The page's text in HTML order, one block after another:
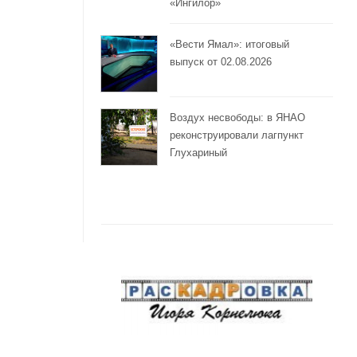
«Ингилор»
«Вести Ямал»: итоговый
выпуск от 02.08.2026
Воздух несвободы: в ЯНАО
реконструировали лагпункт
Глухариный